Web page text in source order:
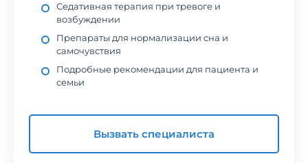
Седативная терапия при тревоге и
возбуждении
Препараты для нормализации сна и
самочувствия
Подробные рекомендации для пациента и
семьи
Вызвать специалиста